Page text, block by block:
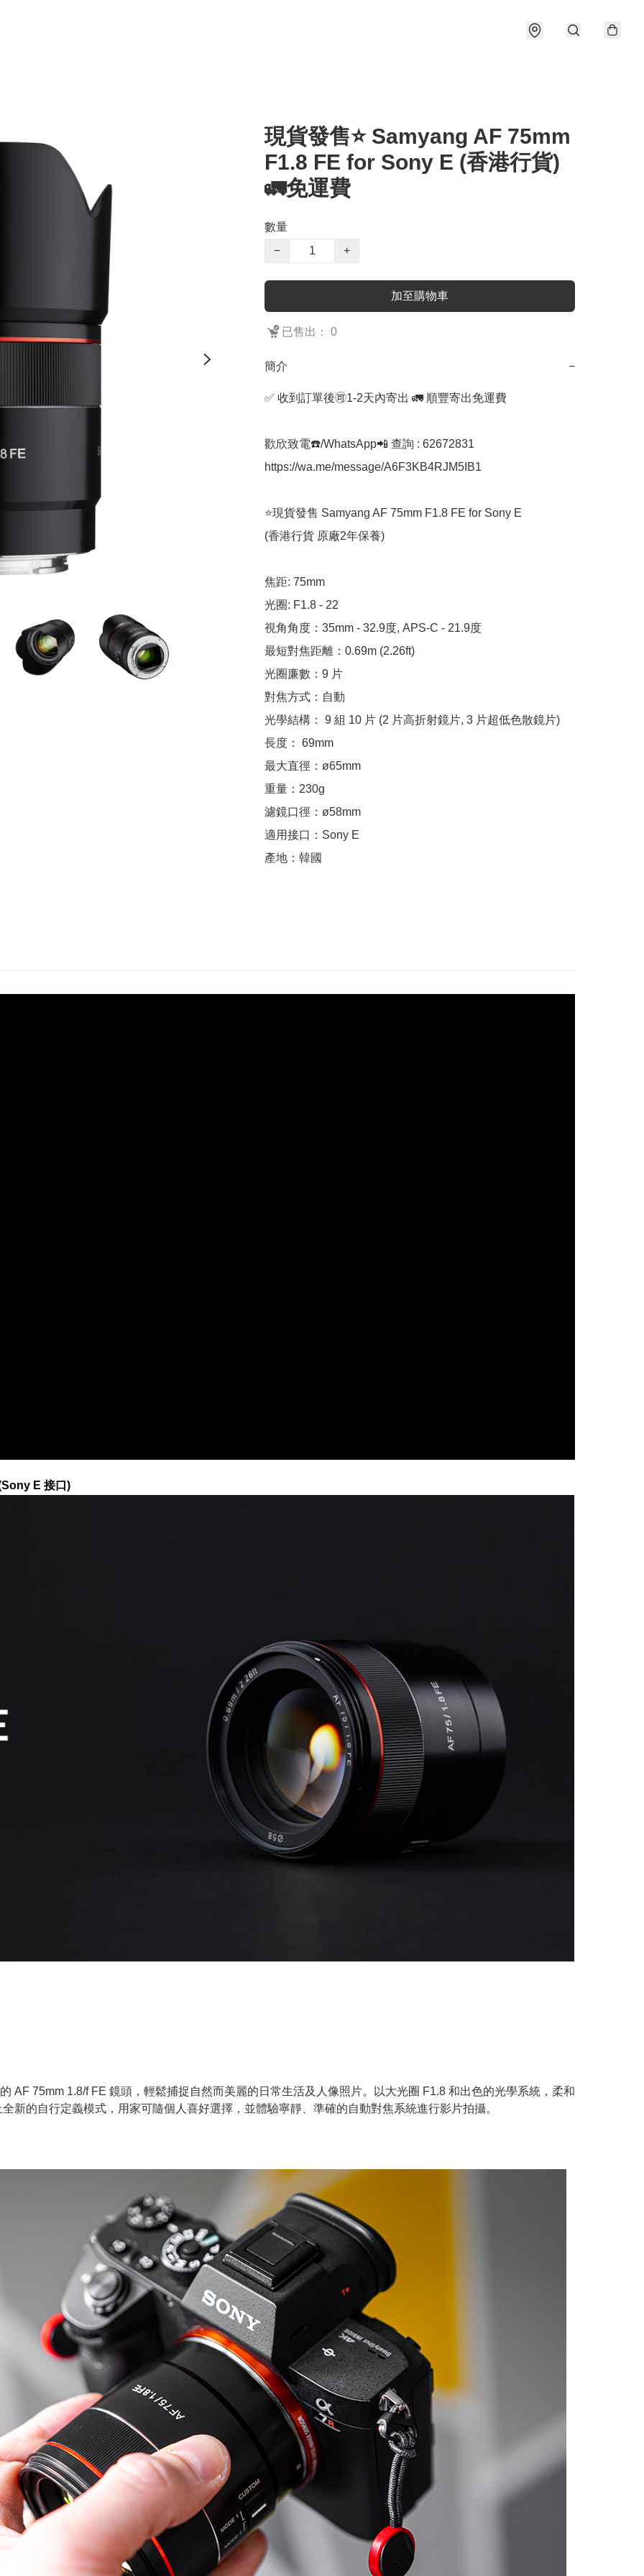
現貨發售⭐️ Samyang AF 75mm
F1.8 FE for Sony E (香港行貨)
🚛免運費
數量
−
+
加至購物車
已售出： 0
簡介 −
✅ 收到訂單後🉑1-2天內寄出 🚛 順豐寄出免運費
歡欣致電☎️/WhatsApp📲 查詢 : 62672831
https://wa.me/message/A6F3KB4RJM5IB1
⭐️現貨發售 Samyang AF 75mm F1.8 FE for Sony E
(香港行貨 原廠2年保養)
焦距: 75mm
光圈: F1.8 - 22
視角角度：35mm - 32.9度, APS-C - 21.9度
最短對焦距離：0.69m (2.26ft)
光圈廉數：9 片
對焦方式：自動
光學結構： 9 組 10 片 (2 片高折射鏡片, 3 片超低色散鏡片)
長度： 69mm
最大直徑：ø65mm
重量：230g
濾鏡口徑：ø58mm
適用接口：Sony E
產地：韓國
E 接口)
AF 75mm 1.8/f FE 鏡頭，輕鬆捕捉自然而美麗的日常生活及人像照片。以大光圈 F1.8 和出色的光學系統，柔和
新的自行定義模式，用家可隨個人喜好選擇，並體驗寧靜、準確的自動對焦系統進行影片拍攝。